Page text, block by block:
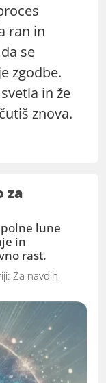
ran in
se
zgodbe.
in že
znova.
za
lune
in
rast.
Za navdih